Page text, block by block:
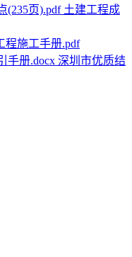
土建工程成
程施工手册.pdf
深圳市优质结